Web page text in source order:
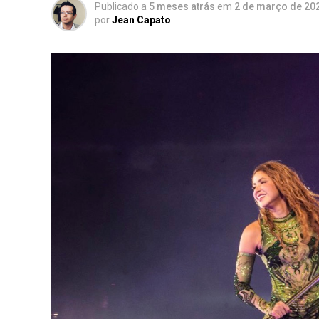
Publicado a 5 meses atrás em 2 de março de
porJean Capato